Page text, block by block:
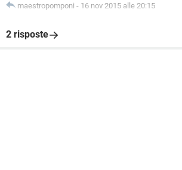
maestropomponi - 16 nov 2015 alle 20:15
2 risposte